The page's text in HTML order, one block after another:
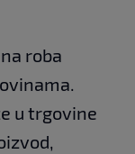
roba
u trgovine